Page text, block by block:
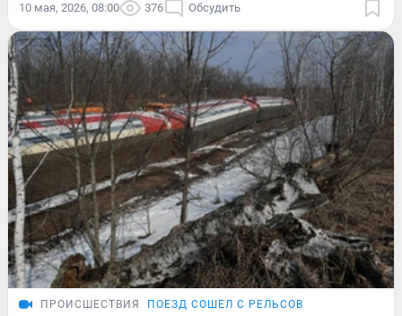
10 мая, 2026, 08:00 376 Обсудить
ПРОИСШЕСТВИЯ ПОЕЗД СОШЕЛ С РЕЛЬСОВ